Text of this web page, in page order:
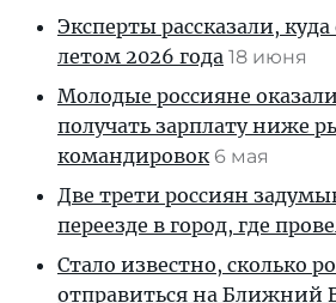
Эксперты рассказали, куда
летом 2026 года 18 июня
Молодые россияне
получать зарплату ниже
командировок 6 мая
Две трети россиян
переезде в город, где
Стало известно, сколько
отправиться на Ближний